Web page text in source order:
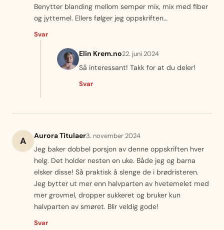
Benytter blanding mellom semper mix, mix med fiber
og jyttemel. Ellers følger jeg oppskriften…
Svar
Elin Krem.no22. juni 2024
Så interessant! Takk for at du deler!
Svar
A Aurora Titulaer3. november 2024
Jeg baker dobbel porsjon av denne oppskriften hver
helg. Det holder nesten en uke. Både jeg og barna
elsker disse! Så praktisk å slenge de i brødristeren.
Jeg bytter ut mer enn halvparten av hvetemelet med
mer grovmel, dropper sukkeret og bruker kun
halvparten av smøret. Blir veldig gode!
Svar